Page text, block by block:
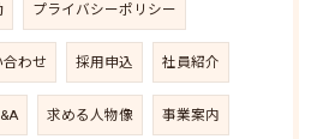
プライバシーポリシー
合わせ 採用申込 社員紹介
求める人物像 事業案内